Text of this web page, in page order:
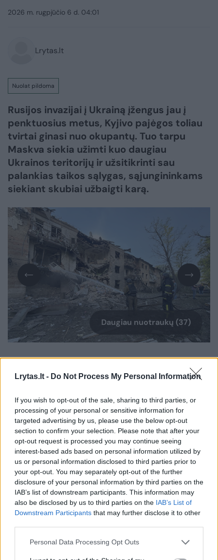
Lrytas.lt - Do Not Process My Personal Information
If you wish to opt-out of the sale, sharing to third parties, or
processing of your personal or sensitive information for
targeted advertising by us, please use the below opt-out
section to confirm your selection. Please note that after your
opt-out request is processed you may continue seeing
interest-based ads based on personal information utilized by
us or personal information disclosed to third parties prior to
your opt-out. You may separately opt-out of the further
disclosure of your personal information by third parties on the
IAB’s list of downstream participants. This information may
also be disclosed by us to third parties on the IAB’s List of
Downstream Participants that may further disclose it to other
Personal Data Processing Opt Outs
2026 m. rugpjūčio 6 d. 04:01
Lrytas.lt
Nuolat pildoma
Rusijos invazijai į Ukrainą įžengus jau į
penktuosius metus, Kyjivo pajėgos toliau
tvirtai ginasi nuo okupantų. Tuo tarpu
Maskva siekia užimti kuo daugiau
Ukrainos teritorijų ir užsitikrinti sau
palankias taikos sąlygas, sąjungininkams
siekiant skubiai užbaigti karą.​​​​​​​​​​​​​​​​​​​​​​​​​​​
Daugiau nuotraukų (37)
Po Rusijos smūgių, kurie per naktį pražudė 17
žmonių, Ukrainos prezidentas Volodymyras
atsiųsti daugiau antibalistinių oro gynybos
priemonių.
„Balistinių raketų perėmėjai galėjo išgelbėti
šiandien žuvusių žmonių gyvybes. Labai
svarbu, kad partneriai suprastų, jog jų
tiekimo vėlavimai arba nesugebėjimas
parūpinti antibalistinių priemonių lemia
tokias siaubingas aukas ir sugriovimus“, –
socialiniuose tinkluose pareiškė V. Zelenskis.